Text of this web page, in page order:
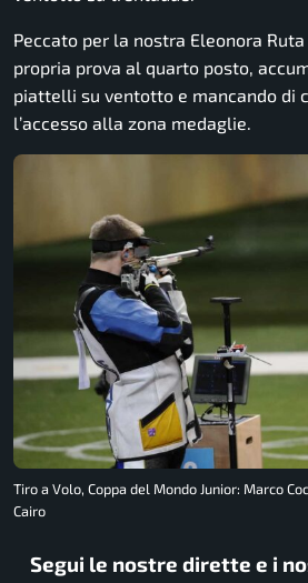
Peccato per la nostra Eleonora
propria prova al quarto posto,
piattelli su ventotto e mancando di
l’accesso alla zona medaglie.
Tiro a Volo, Coppa del Mondo Junior: Marco
Cairo
Segui le nostre dirette e i